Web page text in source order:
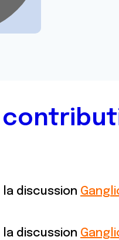
la discussion
la discussion